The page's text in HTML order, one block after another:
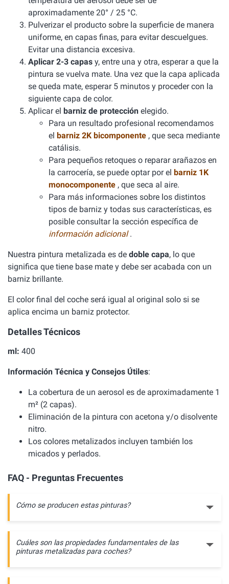
aproximadamente 20° / 25 °C.
Pulverizar el producto sobre la superficie de manera
uniforme, en capas finas, para evitar descuelgues.
Evitar una distancia excesiva.
Aplicar 2-3 capas y, entre una y otra, esperar a que la
pintura se vuelva mate. Una vez que la capa aplicada
se queda mate, esperar 5 minutos y proceder con la
siguiente capa de color.
Aplicar el barniz de protección elegido.
Para un resultado profesional recomendamos
el barniz 2K bicomponente , que seca mediante
catálisis.
Para pequeños retoques o reparar arañazos en
la carrocería, se puede optar por el barniz 1K
monocomponente , que seca al aire.
Para más informaciones sobre los distintos
tipos de barniz y todas sus características, es
posible consultar la sección específica de
información adicional.
Nuestra pintura metalizada es de doble capa, lo que
significa que tiene base mate y debe ser acabada con un
barniz brillante.
El color final del coche será igual al original solo si se
aplica encima un barniz protector.
Detalles Técnicos
ml: 400
Información Técnica y Consejos Útiles:
La cobertura de un aerosol es de aproximadamente 1
m² (2 capas).
Eliminación de la pintura con acetona y/o disolvente
nitro.
Los colores metalizados incluyen también los
micados y perlados.
FAQ - Preguntas Frecuentes
Cómo se producen estas pinturas?
Cuáles son las propiedades fundamentales de las
pinturas metalizadas para coches?